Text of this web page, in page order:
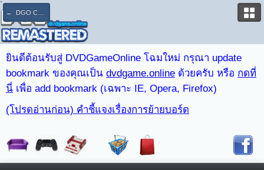
`
← DGO CLUB : PS4 & PS3
ยินดีต้อนรับสู่ DVDGameOnline โฉมใหม่ กรุณา update
bookmark ของคุณเป็น dvdgame.online ด้วยครับ หรือ กดที่
นี่ เพื่อ add bookmark (เฉพาะ IE, Opera, Firefox)
(โปรดอ่านก่อน) คำชี้แจงเรื่องการย้ายบอร์ด